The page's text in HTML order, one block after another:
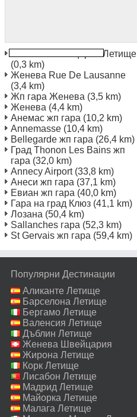
Женева Швейцария Летище
(0,3 km)
Женева Rue De Lausanne
(3,4 km)
Жп гара Женева (3,5 km)
Женева (4,4 km)
Анемас жп гара (10,2 km)
Annemasse (10,4 km)
Bellegarde жп гара (26,4 km)
Град Thonon Les Bains жп
гара (32,0 km)
Annecy Airport(33,8 km)
Анеси жп гара (37,1 km)
Евиан жп гара (40,0 km)
Гара на град Клюз (41,1 km)
Лозана (50,4 km)
Sallanches гара (52,3 km)
St Gervais жп гара (59,4 km)
Популярни Дестинации
Аликанте Летище
Барселона Летище
Бергамо Летище
Валенсия Летище
Дъблин Летище
Женева Швейцария
Летище
Жирона Летище
Корк Летище
Лисабон Летище
Мадрид Летище
Майорка Летище
Малага Летище